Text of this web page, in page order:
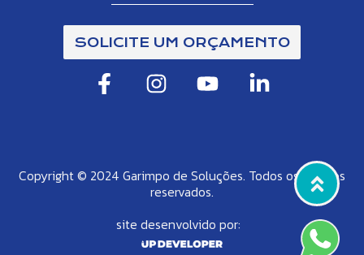
SOLICITE UM ORÇAMENTO
Copyright © 2024 Garimpo de Soluções. Todos os direitos
reservados.
site desenvolvido por: